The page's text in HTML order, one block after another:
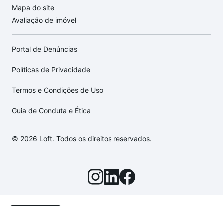
Mapa do site
Avaliação de imóvel
Portal de Denúncias
Políticas de Privacidade
Termos e Condições de Uso
Guia de Conduta e Ética
© 2026 Loft. Todos os direitos reservados.